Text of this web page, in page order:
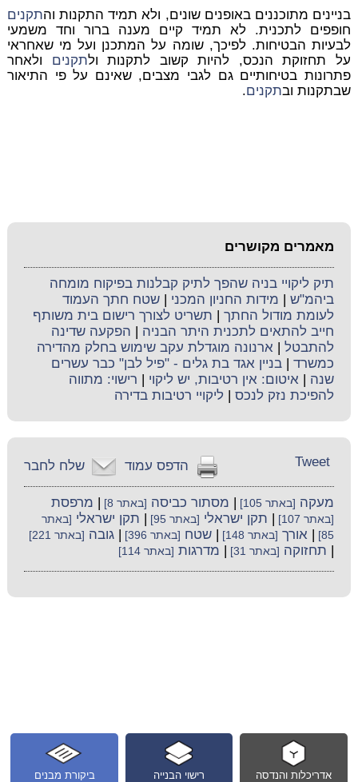
בניינים מתוכננים באופנים שונים, ולא תמיד התקנות והתקנים
חופפים לתכנית. לא תמיד קיים מענה ברור וחד משמעי
לבעיות הבטיחות. לפיכך, שומה על המתכנן ועל מי שאחראי
על תחזוקת הנכס, להיות קשוב לתקנות ולתקנים ולאחר
פתרונות בטיחותיים גם לגבי מצבים, שאינם על פי התיאור
שבתקנות ובתקנים.
מאמרים מקושרים
תיק ליקויי בניה שהפך לתיק קבלנות בפיקוח מומחה
ביהמ"ש
מידות החניון המכני |שטח חתך העמוד
לעומת מודול החתך
תשריט לצורך רישום בית משותף
חייב להתאים לתכנית היתר הבניה
הפקעה שדינה
להתבטל |ארנונה מוגדלת עקב שימוש בחלק מהדירה
כמשרד |בניין אגד בת גלים - "פיל לבן" כבר עשרים
שנה |איטום: אין רטיבות, יש ליקוי
רישוי: מתווה
להפיכת נזק לנכס
ליקויי רטיבות בדירה
שלח לחבר הדפס עמוד Tweet
מעקה [באתר 105] מסתור כביסה [באתר 8] מרפסת
[באתר 107] תקן ישראלי [באתר 95] תקן ישראלי [באתר
85]
|אורך [באתר 148] |שטח [באתר 396] |גובה [באתר 221]
תחזוקה [באתר 31] מדרגות [באתר 114]
ביקורת מבנים רישוי הבנייה אדריכלות והנדסה